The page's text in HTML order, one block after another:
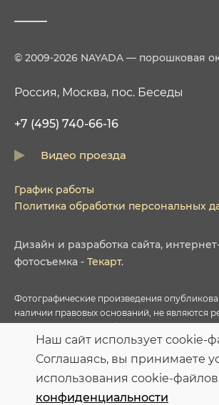
© 2009-2026 NAYADA — порошковая
Россия, Москва, пос. Беседы
+7 (495) 740-66-16
Видео проезда
График работы
Политика обработки персональных
Дизайн и разработка сайта,
фотосъемка - Текарт.
Фотографические произведения
наличии правовых оснований, не являются
условиями приобретенных Лицензий
фотобанков.
Персональные данные опубликованы на
Наш сайт использует cookie-
Соглашаясь, вы принимаете
использования cookie-
конфиденциальности